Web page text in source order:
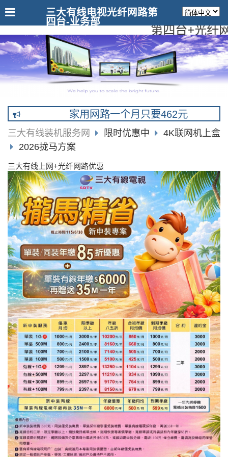
第四台+光纤网
三大有线电视光纤网路第
四台-业务部
家用网路一个月只要462元
三大有线装机服务网 限时优惠中
4K联网机上盒
2026拢马方案
三大有线上网+光纤网路优惠